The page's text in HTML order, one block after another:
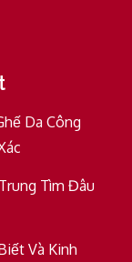
Da Công
Tìm Đâu
Và Kinh